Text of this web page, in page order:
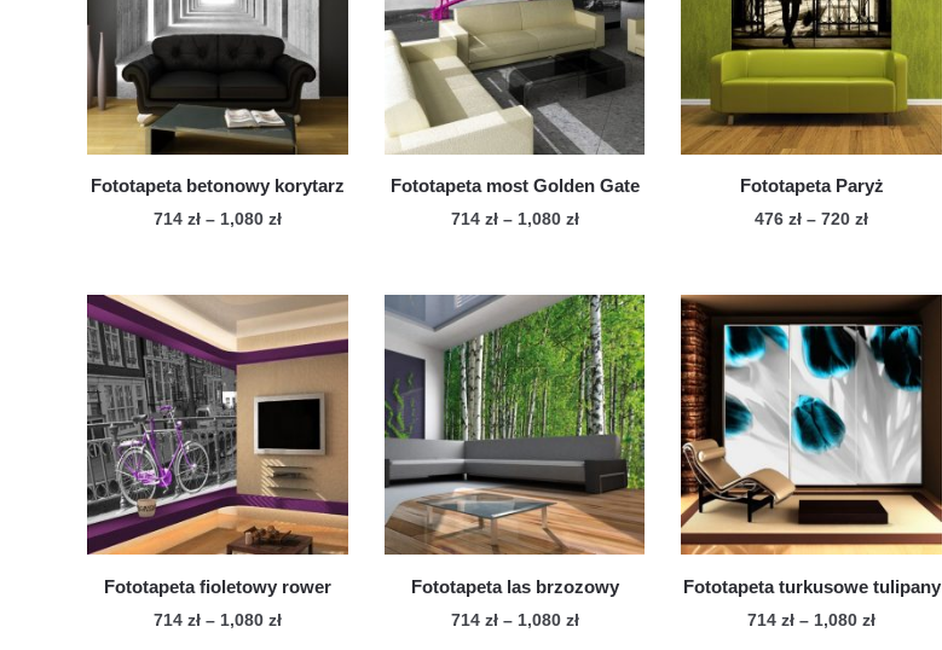
Fototapeta betonowy korytarz
714 zł – 1,080 złZakres
714 zł
do
1,080 zł
produkt
ma
wiele
wariantów.
Opcje
można
wybrać
na
stronie
Fototapeta most Golden Gate
714 zł – 1,080 złZakres
714 zł
do
1,080 zł
produkt
ma
wiele
wariantów.
Opcje
można
wybrać
na
stronie
Fototapeta Paryż
476zł – 720złZakres
476 zł
do
720 zł
produkt
ma
wiele
wariantów.
Opcje
można
wybrać
na
stronie
Fototapeta fioletowy rower
714 zł – 1,080 złZakres
Fototapeta las brzozowy
714 zł – 1,080 złZakres
Fototapeta turkusowe tulipany
714zł – 1,080złZakres